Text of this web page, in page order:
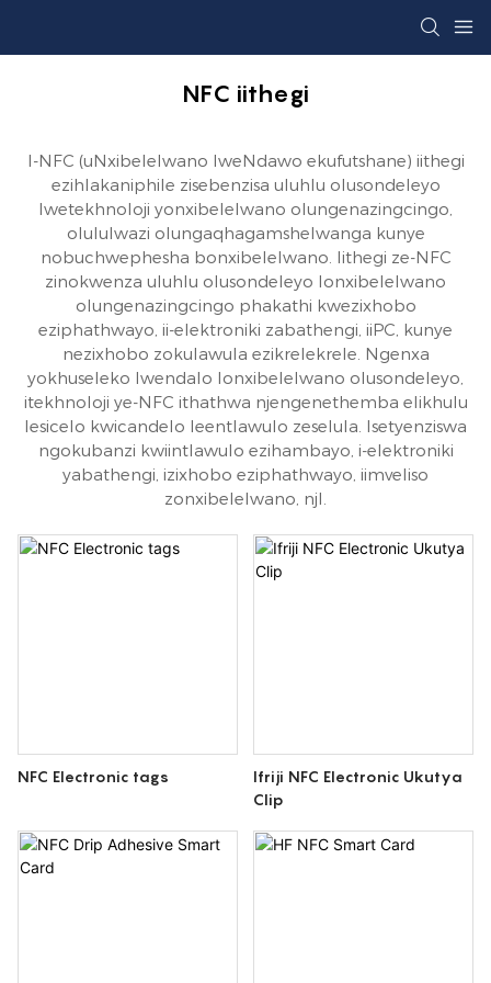
NFC iithegi
I-NFC (uNxibelelwano lweNdawo ekufutshane) iithegi
ezihlakaniphile zisebenzisa uluhlu olusondeleyo
lwetekhnoloji yonxibelelwano olungenazingcingo,
olululwazi olungaqhagamshelwanga kunye
nobuchwephesha bonxibelelwano. Iithegi ze-NFC
zinokwenza uluhlu olusondeleyo lonxibelelwano
olungenazingcingo phakathi kwezixhobo
eziphathwayo, ii-elektroniki zabathengi, iiPC, kunye
nezixhobo zokulawula ezikrelekrele. Ngenxa
yokhuseleko lwendalo lonxibelelwano olusondeleyo,
itekhnoloji ye-NFC ithathwa njengenethemba elikhulu
lesicelo kwicandelo leentlawulo zeselula. Isetyenziswa
ngokubanzi kwiintlawulo ezihambayo, i-elektroniki
yabathengi, izixhobo eziphathwayo, iimveliso
zonxibelelwano, njl.
NFC Electronic tags
Ifriji NFC Electronic Ukutya
Clip